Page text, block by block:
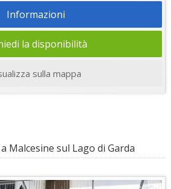
Informazioni
la disponibilità
sulla mappa
Malcesine sul Lago di Garda